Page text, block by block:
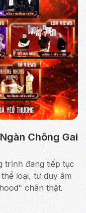
Chông Gai
trình đang tiếp tục
loại, tư duy âm
chân thật.